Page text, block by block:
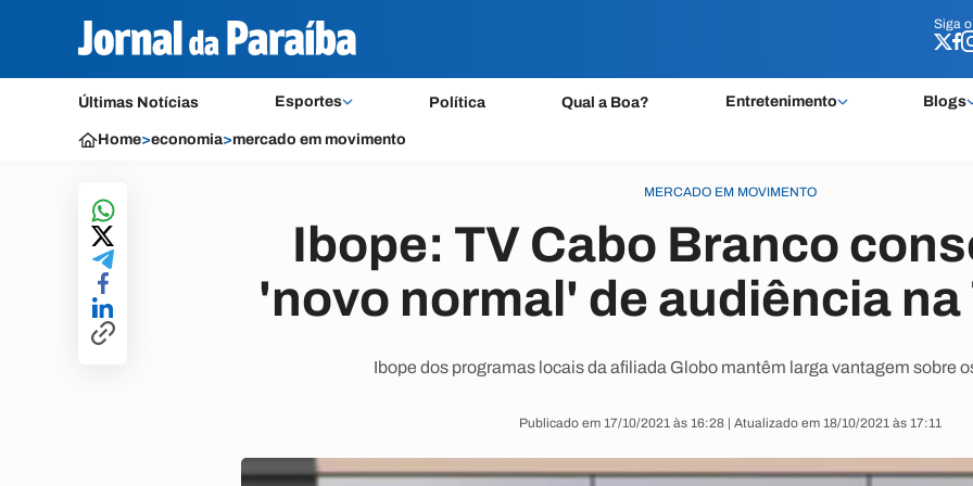
Siga o
Últimas Notícias Esportes Política Qual a Boa? Entretenimento Blogs
Siga o
Home>economia>mercado em movimento
MERCADO EM MOVIMENTO
Ibope: TV Cabo Branco
'novo normal' de audiência na
Ibope dos programas locais da afiliada Globo mantêm larga vantagem sobre
Publicado em 17/10/2021 às 16:28 | Atualizado em 18/10/2021 às 17:11